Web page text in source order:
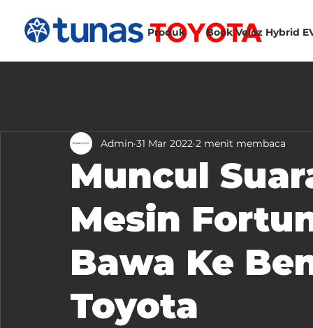
Produk Book Veloz Hybrid
Muncul
Mesin
Bawa Ke
Toyota
Admin 31 Mar 2022 2 menit membaca